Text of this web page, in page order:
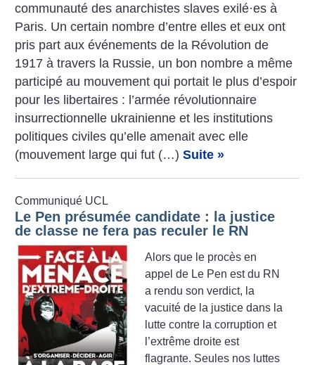
communauté des anarchistes slaves exilé·es à
Paris. Un certain nombre d’entre elles et eux ont
pris part aux événements de la Révolution de
1917 à travers la Russie, un bon nombre a même
participé au mouvement qui portait le plus d’espoir
pour les libertaires : l’armée révolutionnaire
insurrectionnelle ukrainienne et les institutions
politiques civiles qu’elle amenait avec elle
(mouvement large qui fut (…)Suite »
Communiqué UCL
Le Pen présumée candidate : la justice
de classe ne fera pas reculer le RN
Alors que le procès en
appel de Le Pen est du RN
a rendu son verdict, la
vacuité de la justice dans la
lutte contre la corruption et
l’extrême droite est
flagrante. Seules nos luttes